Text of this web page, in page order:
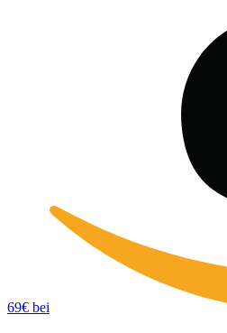
69€ bei